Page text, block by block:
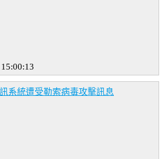
系統遭受勒索病毒攻擊訊息